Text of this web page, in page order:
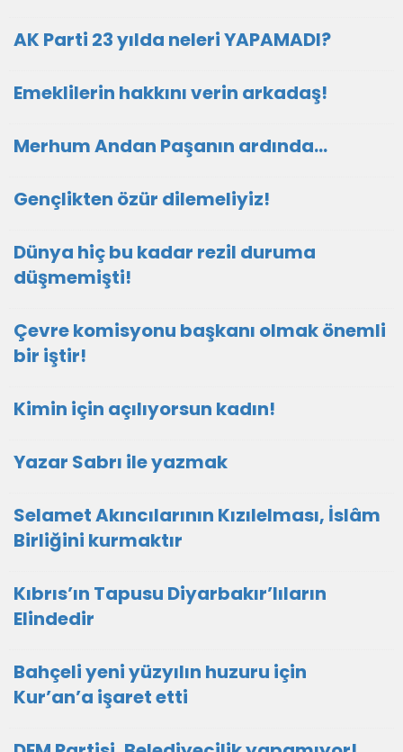
AK Parti 23 yılda neleri YAPAMADI?
Emeklilerin hakkını verin arkadaş!
Merhum Andan Paşanın ardında…
Gençlikten özür dilemeliyiz!
Dünya hiç bu kadar rezil duruma
düşmemişti!
Çevre komisyonu başkanı olmak önemli
bir iştir!
Kimin için açılıyorsun kadın!
Yazar Sabrı ile yazmak
Selamet Akıncılarının Kızılelması, İslâm
Birliğini kurmaktır
Kıbrıs’ın Tapusu Diyarbakır’lıların
Elindedir
Bahçeli yeni yüzyılın huzuru için
Kur’an’a işaret etti